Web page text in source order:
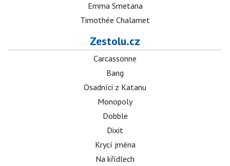
Emma Smetana
Timothée Chalamet
Zestolu.cz
Carcassonne
Bang
Osadníci z Katanu
Monopoly
Dobble
Dixit
Krycí jména
Na křídlech